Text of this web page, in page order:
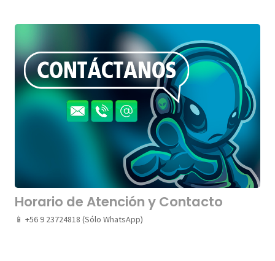
Horario de Atención y Contacto
📱 +56 9 23724818 (Sólo WhatsApp)